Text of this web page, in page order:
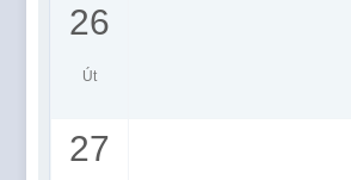
26
Út
27